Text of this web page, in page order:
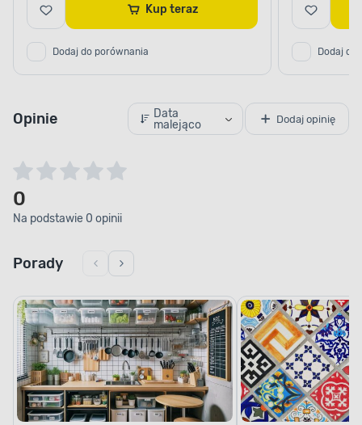
Kup teraz
Dodaj do porównania Dodaj do
Opinie
Data
malejąco
Dodaj opinię
0
Na podstawie 0 opinii
Porady